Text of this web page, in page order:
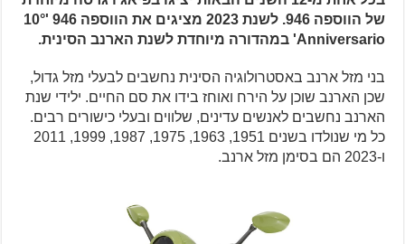
של הווספה 946. לשנת 2023 מציגים את הווספה 946 '10°
Anniversario' במהדורה מיוחדת לשנת הארנב הסינית.
בני מזל ארנב באסטרולוגיה הסינית נחשבים לבעלי מזל גדול,
שכן הארנב שוכן על הירח ואוחז בידו את סם החיים. ילידי שנת
הארנב נחשבים לאנשים עדינים, שלווים ובעלי כישורים רבים.
כל מי שנולדו בשנים 1951, 1963, 1975, 1987, 1999, 2011
ו-2023 הם בסימן מזל ארנב.